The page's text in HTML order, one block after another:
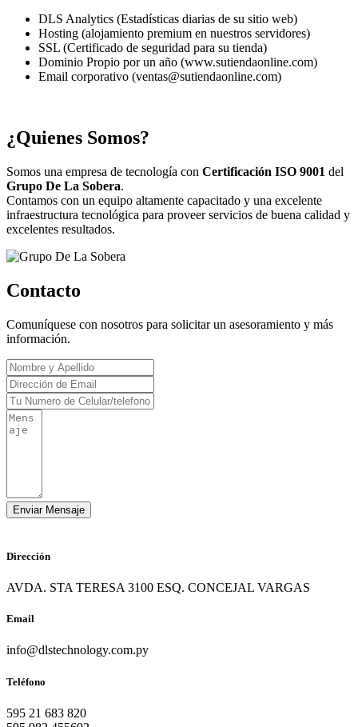
DLS Analytics (Estadísticas diarias de su sitio web)
Hosting (alojamiento premium en nuestros servidores)
SSL (Certificado de seguridad para su tienda)
Dominio Propio por un año (www.sutiendaonline.com)
Email corporativo (ventas@sutiendaonline.com)
¿Quienes Somos?
Somos una empresa de tecnología con Certificación ISO 9001 del
Grupo De La Sobera.
Contamos con un equipo altamente capacitado y una excelente
infraestructura tecnológica para proveer servicios de buena calidad y
excelentes resultados.
Contacto
Comuníquese con nosotros para solicitar un asesoramiento y más
información.
Dirección
AVDA. STA TERESA 3100 ESQ. CONCEJAL VARGAS
Email
info@dlstechnology.com.py
Teléfono
595 21 683 820